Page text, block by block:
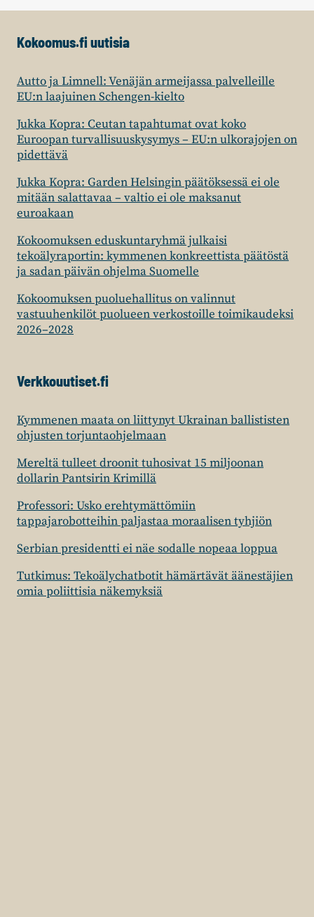
RISIKON
NIMITETTY
Kokoomus.fi uutisia
Autto ja Limnell: Venäjän armeijassa palvelleille
EU:n laajuinen Schengen-kielto
Jukka Kopra: Ceutan tapahtumat ovat koko
Euroopan turvallisuuskysymys – EU:n ulkorajojen on
pidettävä
Jukka Kopra: Garden Helsingin päätöksessä ei ole
mitään salattavaa – valtio ei ole maksanut
euroakaan
Kokoomuksen eduskuntaryhmä julkaisi
tekoälyraportin: kymmenen konkreettista päätöstä
ja sadan päivän ohjelma Suomelle
Kokoomuksen puoluehallitus on valinnut
vastuuhenkilöt puolueen verkostoille toimikaudeksi
2026–2028
Verkkouutiset.fi
Kymmenen maata on liittynyt Ukrainan ballististen
ohjusten torjuntaohjelmaan
Mereltä tulleet droonit tuhosivat 15 miljoonan
dollarin Pantsirin Krimillä
Professori: Usko erehtymättömiin
tappajarobotteihin paljastaa moraalisen tyhjiön
Serbian presidentti ei näe sodalle nopeaa loppua
Tutkimus: Tekoälychatbotit hämärtävät äänestäjien
omia poliittisia näkemyksiä